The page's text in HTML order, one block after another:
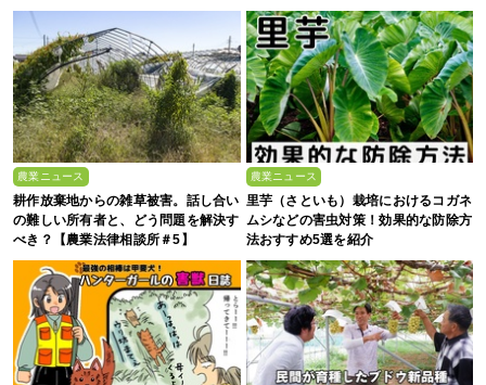
農業ニュース
耕作放棄地からの雑草被害。話し合い
の難しい所有者と、どう問題を解決す
べき？【農業法律相談所＃5】
農業ニュース
里芋（さといも）栽培におけるコガネ
ムシなどの害虫対策！効果的な防除方
法おすすめ5選を紹介